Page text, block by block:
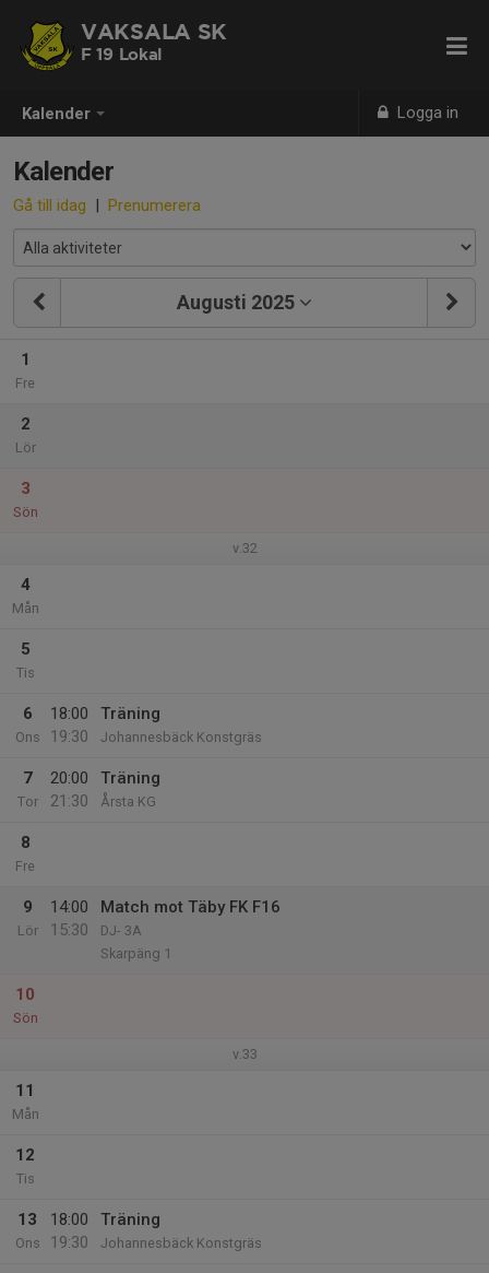
Kalender Logga in
VAKSALA SK
F 19 Lokal
Kalender
Gå till idag | Prenumerera
Augusti 2025
1
Fre
2
Lör
3
Sön
v.32
4
Mån
5
Tis
6
Ons
18:00
19:30
Träning
Johannesbäck Konstgräs
7
Tor
20:00
21:30
Träning
Årsta KG
8
Fre
9
Lör
14:00
15:30
Match mot Täby FK F16
DJ- 3A
Skarpäng 1
10
Sön
v.33
11
Mån
12
Tis
13
Ons
18:00
19:30
Träning
Johannesbäck Konstgräs